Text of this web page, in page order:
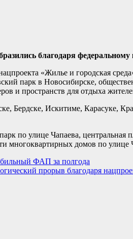
благодаря федеральному
«Жилье и городская
парк в Новосибирске,
и пространств для отдыха
Бердске, Искитиме, Карасуке,
по улице Чапаева,
многоквартирных домов по улице
ФАП за полгода
прорыв благодаря